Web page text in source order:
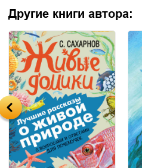
Другие книги автора: